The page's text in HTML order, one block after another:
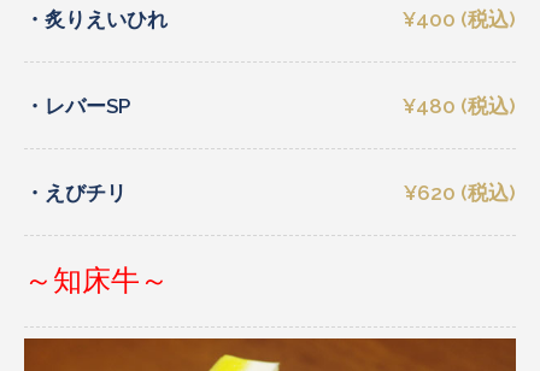
・炙りえいひれ ¥400 (税込)
・レバーSP ¥480 (税込)
・えびチリ ¥620 (税込)
～知床牛～